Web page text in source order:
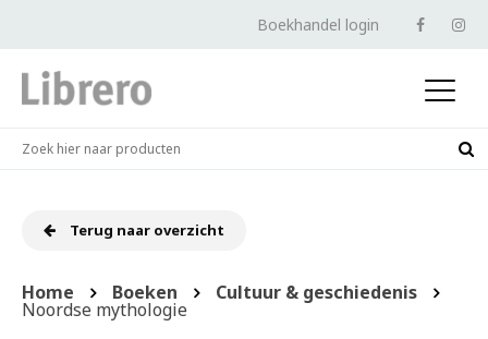
Boekhandel login
Terug naar overzicht
Home Boeken Cultuur & geschiedenis
Noordse mythologie